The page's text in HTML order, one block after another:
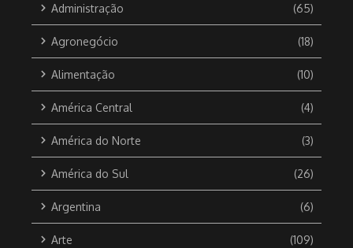
Administração (65)
Agronegócio (18)
Alimentação (10)
América Central (4)
América do Norte (3)
América do Sul (26)
Argentina (6)
Arte (109)